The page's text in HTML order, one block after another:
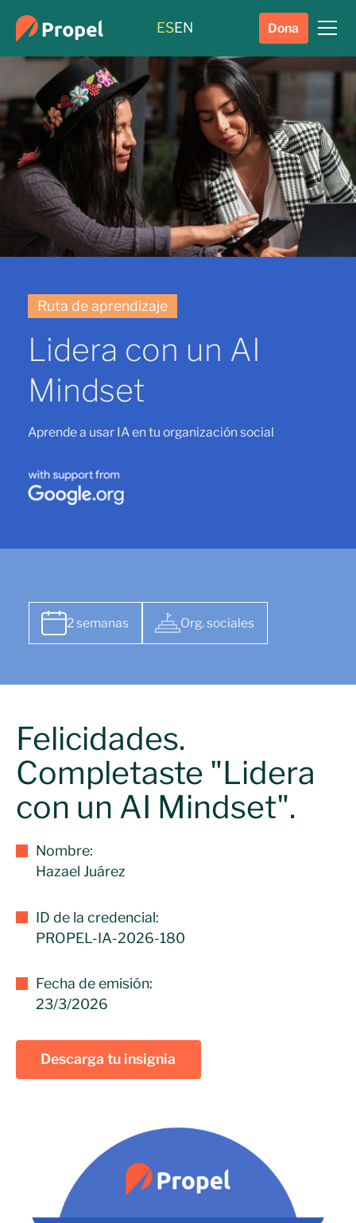
ESEN Dona
Ruta de aprendizaje
Lidera con un AI
Mindset
Aprende a usar IA en tu organización social
2 semanas Org. sociales
Felicidades.
Completaste "Lidera
con un AI Mindset".
Nombre:
Hazael Juárez
ID de la credencial:
PROPEL-IA-2026-180
Fecha de emisión:
23/3/2026
Descarga tu insignia